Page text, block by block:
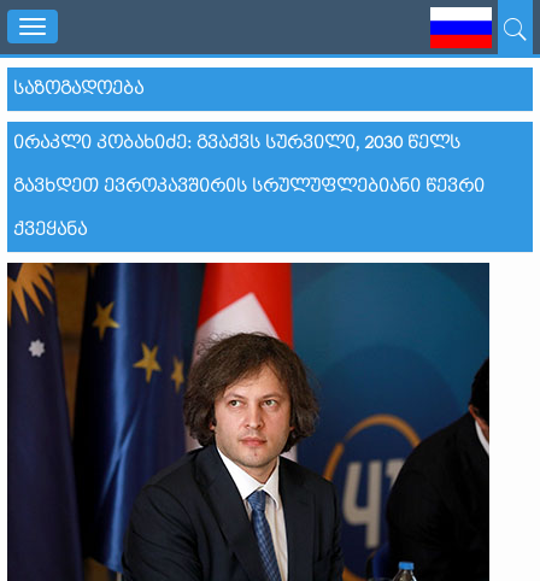
Toggle
navigation
ᲡᲐᲖᲝᲒᲐᲓᲝᲔᲑᲐ
ᲘᲠᲐᲙᲚᲘ ᲙᲝᲑᲐᲮᲘᲫᲔ: ᲒᲕᲐᲥᲕᲡ ᲡᲣᲠᲕᲘᲚᲘ, 2030 ᲬᲔᲚᲡ
ᲒᲐᲕᲮᲓᲔᲗ ᲔᲕᲠᲝᲙᲐᲕᲨᲘᲠᲘᲡ ᲡᲠᲣᲚᲣᲤᲚᲔᲑᲘᲐᲜᲘ ᲬᲔᲕᲠᲘ
ᲥᲕᲔᲧᲐᲜᲐ